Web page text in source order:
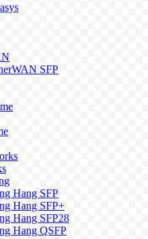
SFP
Hang SFP
Hang SFP+
Hang SFP28
Hang QSFP